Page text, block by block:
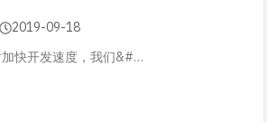
2019-09-18
快开发速度，我们&#…